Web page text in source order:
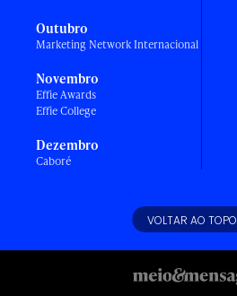
Outubro
Marketing Network Internacional
Novembro
Effie Awards
Effie College
Dezembro
Caboré
VOLTAR AO TOPO